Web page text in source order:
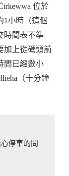
位於
1小時（這個
時間表不準
加上從碼頭前
間已經數小
（十分鐘
停車的問